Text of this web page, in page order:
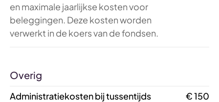
en maximale jaarlijkse kosten voor
beleggingen. Deze kosten worden
verwerkt in de koers van de fondsen.
Overig
€ 150
Administratiekosten bij tussentijds